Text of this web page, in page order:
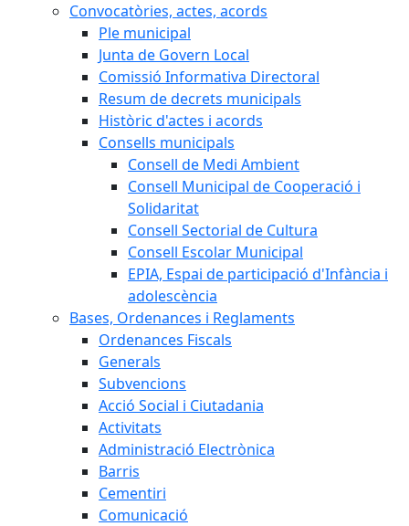
Convocatòries, actes, acords
Ple municipal
Junta de Govern Local
Comissió Informativa Directoral
Resum de decrets municipals
Històric d'actes i acords
Consells municipals
Consell de Medi Ambient
Consell Municipal de Cooperació i
Solidaritat
Consell Sectorial de Cultura
Consell Escolar Municipal
EPIA, Espai de participació d'Infància i
adolescència
Bases, Ordenances i Reglaments
Ordenances Fiscals
Generals
Subvencions
Acció Social i Ciutadania
Activitats
Administració Electrònica
Barris
Cementiri
Comunicació